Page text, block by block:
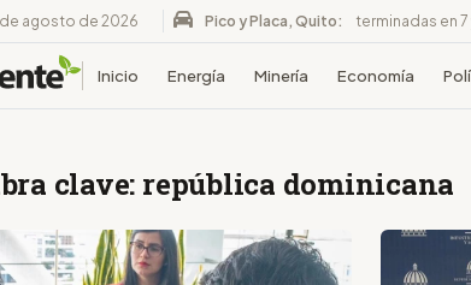
agosto de 2026 Pico y Placa, Quito: terminadas en 7
Inicio Energía Minería Economía
clave: república dominicana